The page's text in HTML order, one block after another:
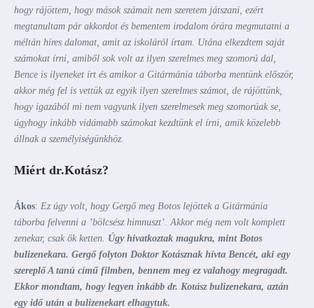
hogy rájöttem, hogy mások számait nem szeretem játszani, ezért
megtanultam pár akkordot és bementem irodalom órára megmutatni a
méltán híres dalomat, amit az iskoláról írtam. Utána elkezdtem saját
számokat írni, amiből sok volt az ilyen szerelmes meg szomorú dal,
Bence is ilyeneket írt és amikor a Gitármánia táborba mentünk először,
akkor még fel is vettük az egyik ilyen szerelmes számot, de rájöttünk,
hogy igazából mi nem vagyunk ilyen szerelmesek meg szomorúak se,
úgyhogy inkább vidámabb számokat kezdtünk el írni, amik közelebb
állnak a személyiségünkhöz.
Miért dr.Kotász?
Ákos: Ez úgy volt, hogy Gergő meg Botos lejöttek a Gitármánia
táborba felvenni a ’bölcsész himnuszt’. Akkor még nem volt komplett
zenekar, csak ők ketten. Úgy hivatkoztak magukra, mint Botos
bulizenekara. Gergő folyton Doktor Kotásznak hívta Bencét, aki egy
szereplő A tanú című filmben, bennem meg ez valahogy megragadt.
Ekkor mondtam, hogy legyen inkább dr. Kotász bulizenekara, aztán
egy idő után a bulizenekart elhagytuk.